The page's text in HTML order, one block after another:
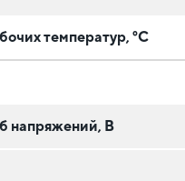
температур, °C
напряжений, В